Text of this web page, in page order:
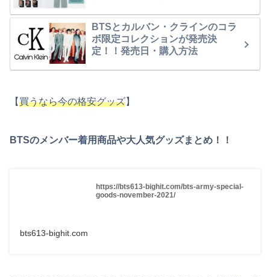
BTSとカルバン・クラインのコラ
ボ限定コレクションが発売決
定！！発売日・購入方法
【買うなら今の格安グッズ】
BTSのメンバー着用商品や大人気グッズまとめ！！
https://bts613-bighit.com/bts-army-special-
goods-november-2021/
bts613-bighit.com